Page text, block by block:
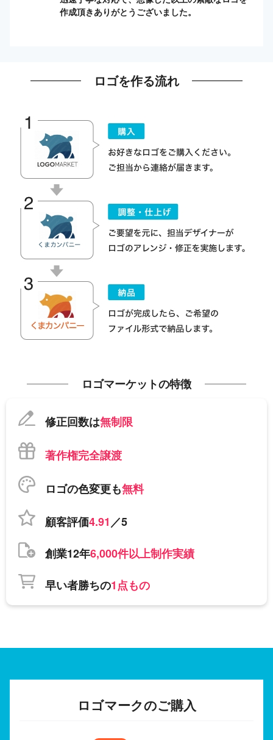
作成頂きありがとうございました。
ロゴを作る流れ
ロゴマーケットの特徴
修正回数は無制限
著作権完全譲渡
ロゴの色変更も無料
顧客評価4.91／5
創業12年6,000件以上制作実績
早い者勝ちの1点もの
ロゴマークのご購入